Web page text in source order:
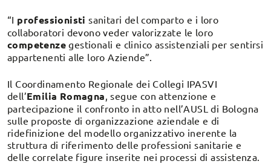
“I professionisti sanitari del comparto e i loro
collaboratori devono veder valorizzate le loro
competenze gestionali e clinico assistenziali per sentirsi
appartenenti alle loro Aziende”.
Il Coordinamento Regionale dei Collegi IPASVI
dell’Emilia Romagna, segue con attenzione e
partecipazione il confronto in atto nell’AUSL di Bologna
sulle proposte di organizzazione aziendale e di
ridefinizione del modello organizzativo inerente la
struttura di riferimento delle professioni sanitarie e
delle correlate figure inserite nei processi di assistenza.